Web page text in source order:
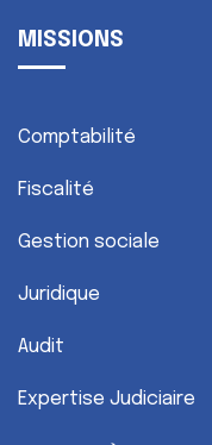
MISSIONS
Comptabilité
Fiscalité
Gestion sociale
Juridique
Audit
Expertise Judiciaire